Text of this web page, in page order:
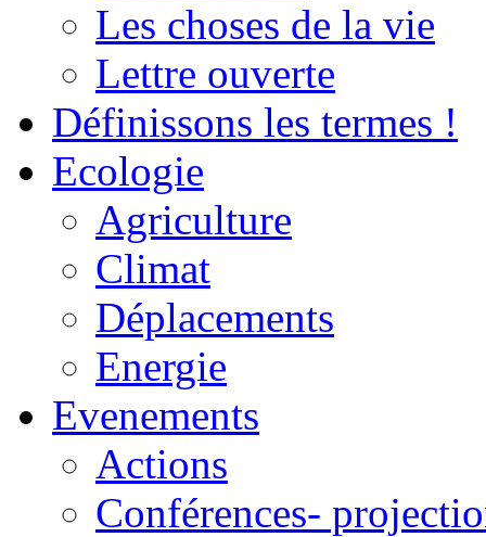
Les choses de la vie
Lettre ouverte
Définissons les termes !
Ecologie
Agriculture
Climat
Déplacements
Energie
Evenements
Actions
Conférences-